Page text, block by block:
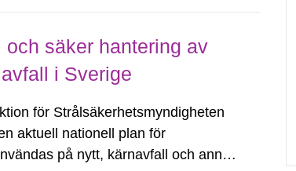
säker hantering av
i Sverige
för Strålsäkerhetsmyndigheten
aktuell nationell plan för
på nytt, kärnavfall och annat